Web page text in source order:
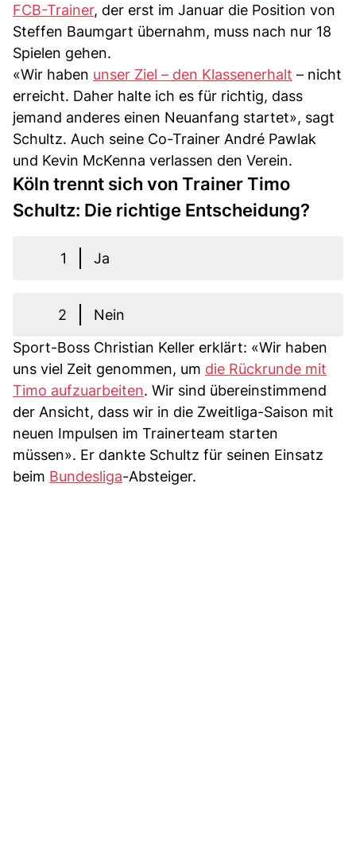
FCB-Trainer, der erst im Januar die Position von
Steffen Baumgart übernahm, muss nach nur 18
Spielen gehen.
«Wir haben unser Ziel – den Klassenerhalt – nicht
erreicht. Daher halte ich es für richtig, dass
jemand anderes einen Neuanfang startet», sagt
Schultz. Auch seine Co-Trainer André Pawlak
und Kevin McKenna verlassen den Verein.
Köln trennt sich von Trainer Timo
Schultz: Die richtige Entscheidung?
1 Ja
2
Nein
Sport-Boss Christian Keller erklärt: «Wir haben
uns viel Zeit genommen, um die Rückrunde mit
Timo aufzuarbeiten. Wir sind übereinstimmend
der Ansicht, dass wir in die Zweitliga-Saison mit
neuen Impulsen im Trainerteam starten
müssen». Er dankte Schultz für seinen Einsatz
beim Bundesliga-Absteiger.